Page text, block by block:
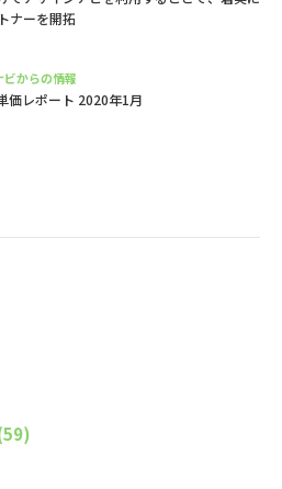
ナーを開拓
ビからの情報
価レポート 2020年1月